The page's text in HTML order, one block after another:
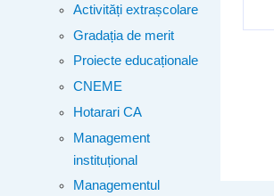
Activități extrașcolare
Gradația de merit
Proiecte educaționale
CNEME
Hotarari CA
Management
instituțional
Managementul